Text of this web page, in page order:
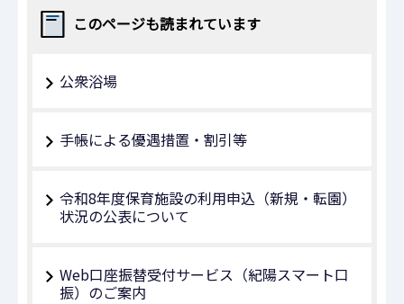
このページも読まれています
公衆浴場
手帳による優遇措置・割引等
令和8年度保育施設の利用申込（新規・転園）
状況の公表について
Web口座振替受付サービス（紀陽スマート口
振）のご案内